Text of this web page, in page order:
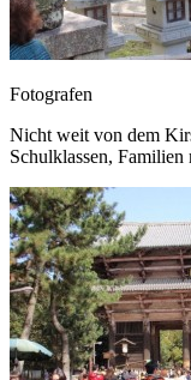
Fotografen
Nicht weit von dem
Schulklassen,